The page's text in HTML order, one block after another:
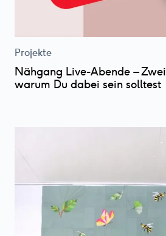
Projekte
Nähgang Live-Abende –
warum Du dabei sein solltest